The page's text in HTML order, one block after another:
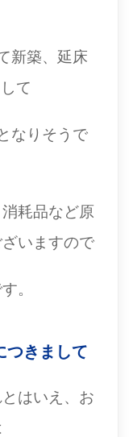
新築、延床
て
なりそうで
耗品など原
いますので
。
きまして
はいえ、お